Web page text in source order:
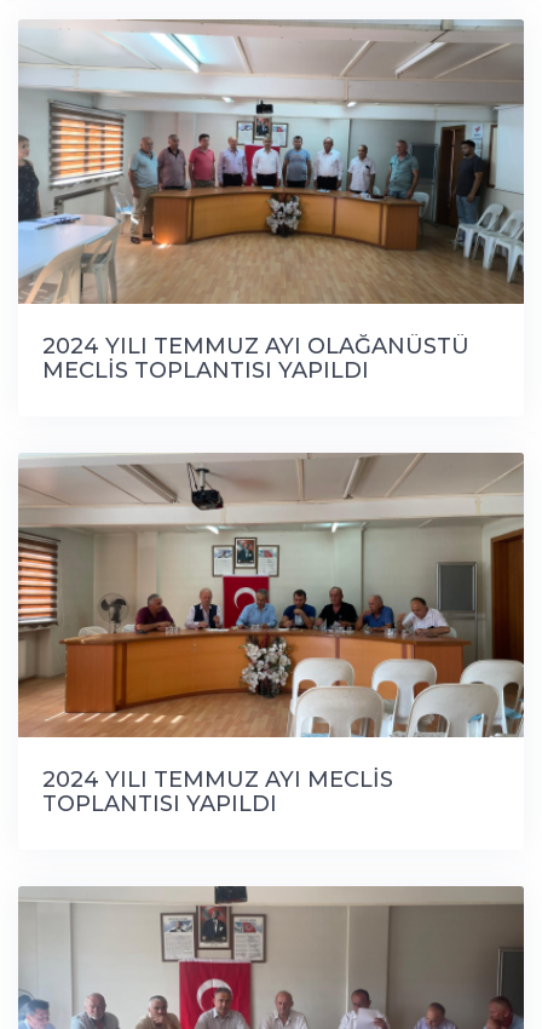
2024 YILI TEMMUZ AYI OLAĞANÜSTÜ
MECLİS TOPLANTISI YAPILDI
2024 YILI TEMMUZ AYI MECLİS
TOPLANTISI YAPILDI